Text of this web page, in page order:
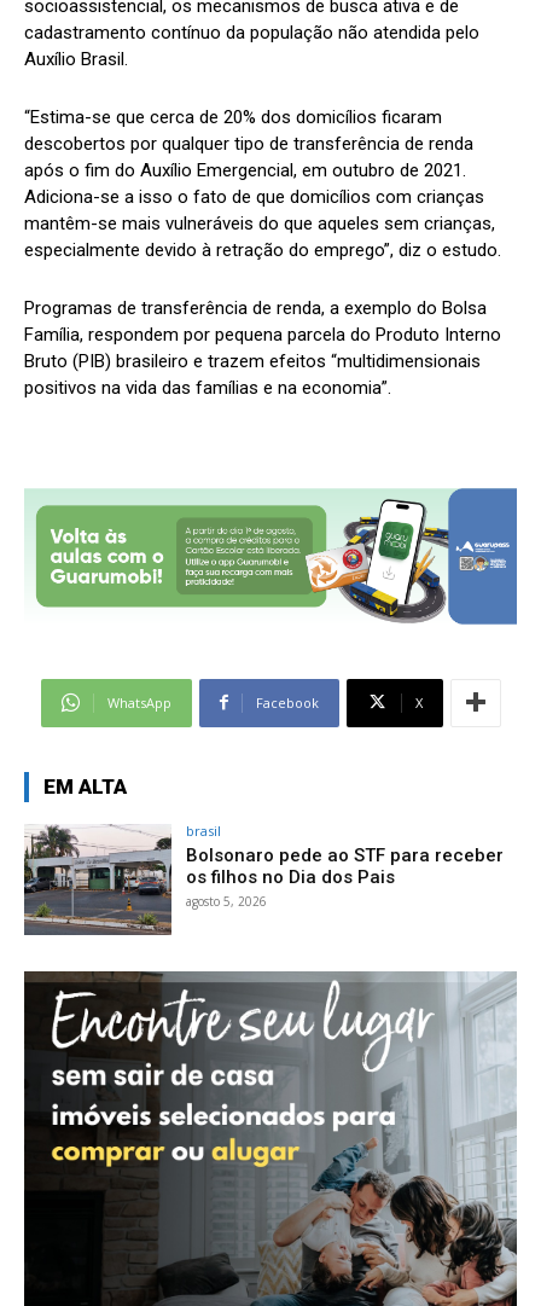
socioassistencial, os mecanismos de busca ativa e de
cadastramento contínuo da população não atendida pelo
Auxílio Brasil.
“Estima-se que cerca de 20% dos domicílios ficaram
descobertos por qualquer tipo de transferência de renda
após o fim do Auxílio Emergencial, em outubro de 2021.
Adiciona-se a isso o fato de que domicílios com crianças
mantêm-se mais vulneráveis do que aqueles sem crianças,
especialmente devido à retração do emprego”, diz o estudo.
Programas de transferência de renda, a exemplo do Bolsa
Família, respondem por pequena parcela do Produto Interno
Bruto (PIB) brasileiro e trazem efeitos “multidimensionais
positivos na vida das famílias e na economia”.
WhatsApp Facebook X
EM ALTA
brasil
Bolsonaro pede ao STF para receber
os filhos no Dia dos Pais
agosto 5, 2026